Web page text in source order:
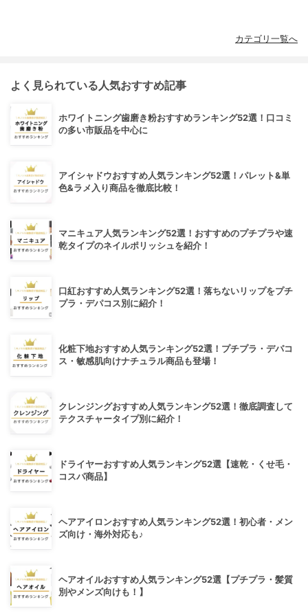
カテゴリ一覧へ
よく見られている人気おすすめ記事
ホワイトニング歯磨き粉おすすめランキング52選！口コミ
の多い市販品を中心に
アイシャドウおすすめ人気ランキング52選！パレット&単
色&ラメ入り商品を徹底比較！
マニキュア人気ランキング52選！おすすめのプチプラや速
乾タイプのネイルポリッシュを紹介！
口紅おすすめ人気ランキング52選！落ちないリップをプチ
プラ・デパコス別に紹介！
化粧下地おすすめ人気ランキング52選！プチプラ・デパコ
ス・敏感肌向けナチュラル商品も登場！
クレンジングおすすめ人気ランキング52選！徹底調査して
テクスチャータイプ別に紹介！
ドライヤーおすすめ人気ランキング52選【速乾・くせ毛・
コスパ商品】
ヘアアイロンおすすめ人気ランキング52選！初心者・メン
ズ向け・海外対応も♪
ヘアオイルおすすめ人気ランキング52選【プチプラ・髪質
別やメンズ向けも！】